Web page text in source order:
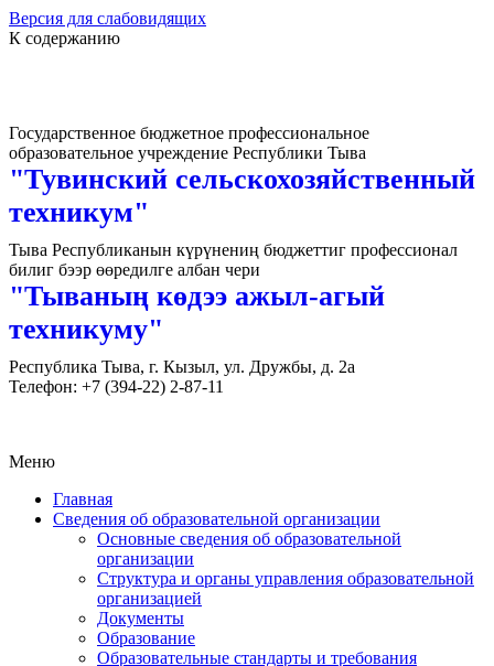
Версия для слабовидящих
К содержанию
Государственное бюджетное профессиональное
образовательное учреждение Республики Тыва
"Тувинский сельскохозяйственный
техникум"
Тыва Республиканын күрүнениң бюджеттиг профессионал
билиг бээр өөредилге албан чери
"Тываның көдээ ажыл-агый
техникуму"
Республика Тыва, г. Кызыл, ул. Дружбы, д. 2а
Телефон: +7 (394-22) 2-87-11
Меню
Главная
Сведения об образовательной организации
Основные сведения об образовательной
организации
Структура и органы управления образовательной
организацией
Документы
Образование
Образовательные стандарты и требования